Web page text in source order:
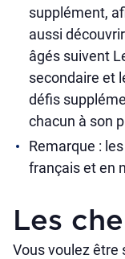
supplément,
aussi
âgés suivent
secondaire et
défis
chacun à son
Remarque :
français et en
Les
Vous voulez être